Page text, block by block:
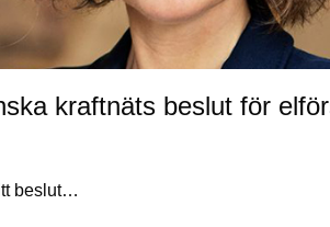
kraftnäts beslut för
beslut…